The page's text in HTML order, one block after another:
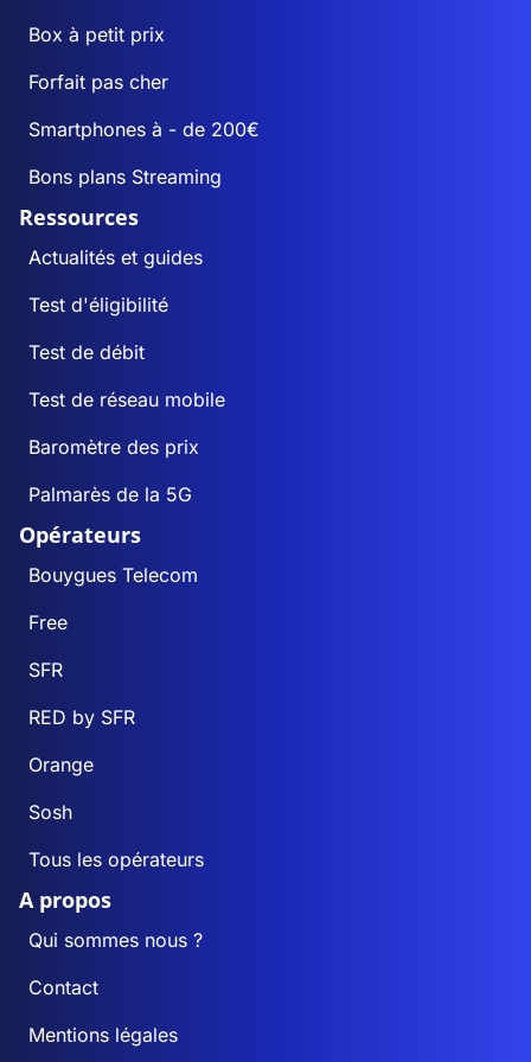
Box à petit prix
Forfait pas cher
Smartphones à - de 200€
Bons plans Streaming
Ressources
Actualités et guides
Test d'éligibilité
Test de débit
Test de réseau mobile
Baromètre des prix
Palmarès de la 5G
Opérateurs
Bouygues Telecom
Free
SFR
RED by SFR
Orange
Sosh
Tous les opérateurs
A propos
Qui sommes nous ?
Contact
Mentions légales